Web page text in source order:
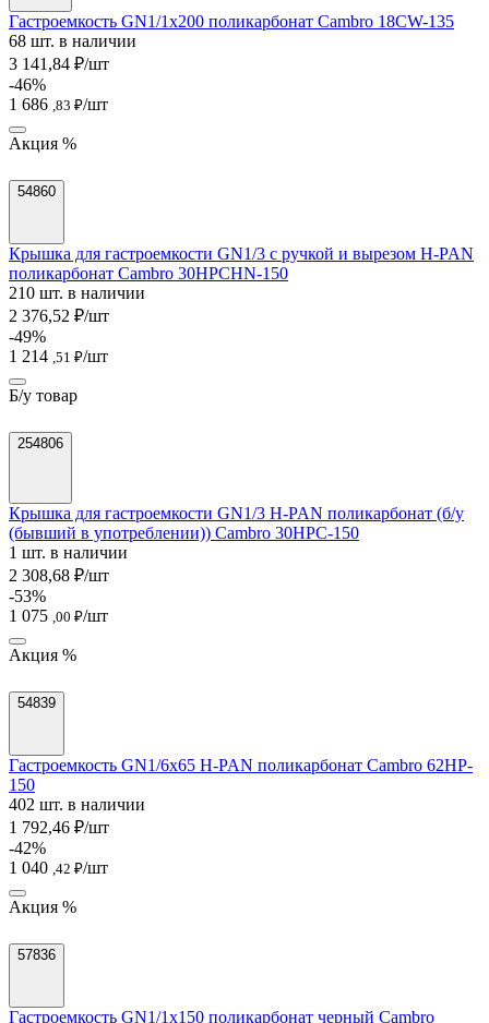
Гастроемкость GN1/1х200 поликарбонат Cambro 18CW-135
68 шт. в наличии
3 141,84 ₽/шт
-46%
1 686 ,83 ₽/шт
Акция %
54860
Крышка для гастроемкости GN1/3 с ручкой и вырезом H-PAN
поликарбонат Cambro 30HPCHN-150
210 шт. в наличии
2 376,52 ₽/шт
-49%
1 214 ,51 ₽/шт
Б/у товар
254806
Крышка для гастроемкости GN1/3 H-PAN поликарбонат (б/у
(бывший в употреблении)) Cambro 30HPC-150
1 шт. в наличии
2 308,68 ₽/шт
-53%
1 075 ,00 ₽/шт
Акция %
54839
Гастроемкость GN1/6х65 H-PAN поликарбонат Cambro 62HP-
150
402 шт. в наличии
1 792,46 ₽/шт
-42%
1 040 ,42 ₽/шт
Акция %
57836
Гастроемкость GN1/1х150 поликарбонат черный Cambro